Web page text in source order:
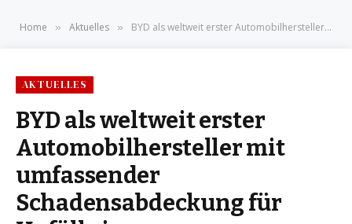
Home » Aktuelles » BYD als weltweit erster Automobilhersteller mit umfassender Schadensabdeckung für Unfälle im hochautomatisierten Fahrbetrieb
AKTUELLES
BYD als weltweit erster
Automobilhersteller mit
umfassender
Schadensabdeckung für